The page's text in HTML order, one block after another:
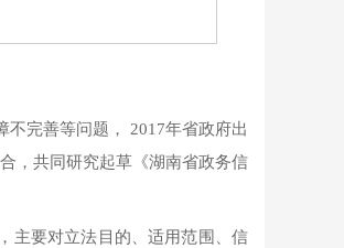
完善等问题，
2017年省政府出
，共同研究起草《湖南省政务信
主要对立法目的、适用范围、信